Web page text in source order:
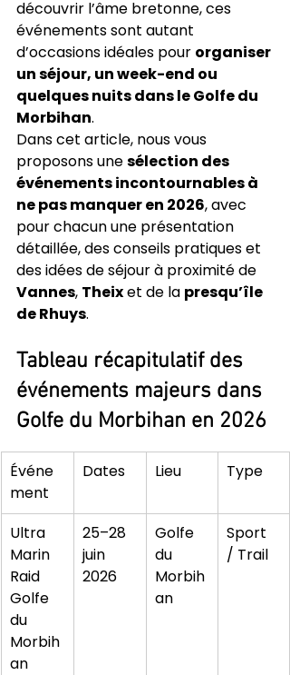
découvrir l’âme bretonne, ces
événements sont autant
d’occasions idéales pour organiser
un séjour, un week-end ou
quelques nuits dans le Golfe du
Morbihan.
Dans cet article, nous vous
proposons une sélection des
événements incontournables à
ne pas manquer en 2026, avec
pour chacun une présentation
détaillée, des conseils pratiques et
des idées de séjour à proximité de
Vannes, Theix et de la presqu’île
de Rhuys.
Tableau récapitulatif des
événements majeurs dans
Golfe du Morbihan en 2026
Événe
ment
Dates Lieu Type
Ultra
Marin
Raid
Golfe
du
Morbih
an
25–28
juin
2026
Golfe
du
Morbih
an
Sport
/ Trail